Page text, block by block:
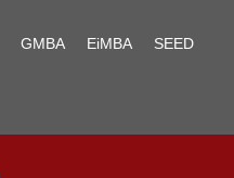
GMBA EiMBA SEED